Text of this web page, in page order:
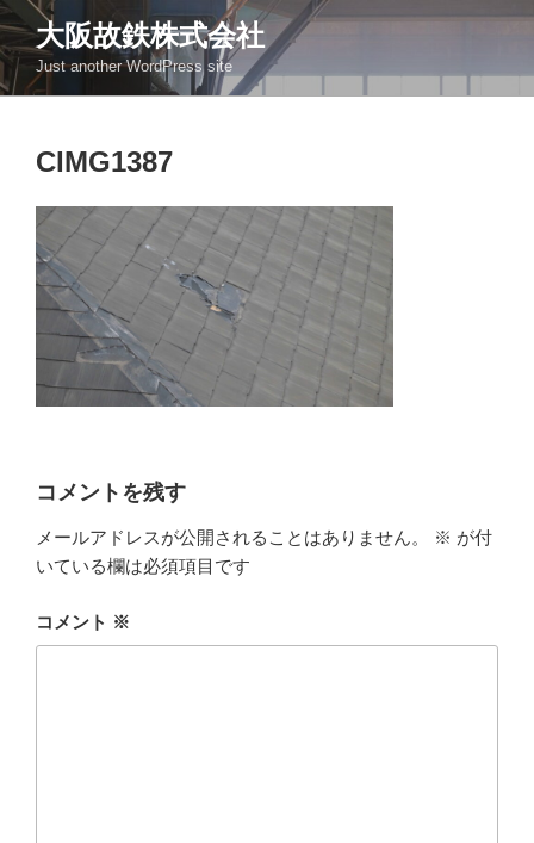
コ
ン
テ
ン
大阪故鉄株式会社
Just another WordPress site
CIMG1387
コメントを残す
メールアドレスが公開されることはありません。 ※ が付
いている欄は必須項目です
コメント ※